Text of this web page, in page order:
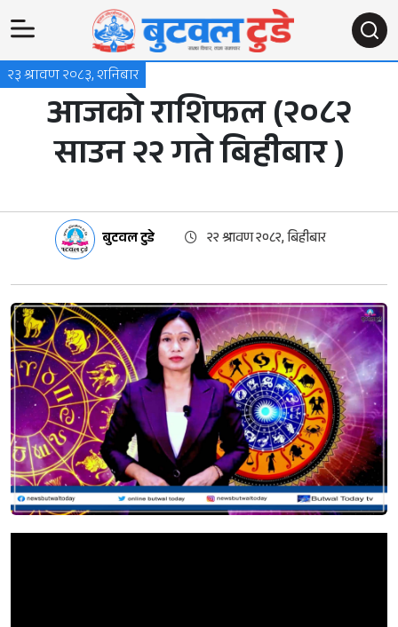
२३ श्रावण २०८३, शनिबार
आजको राशिफल (२०८२
साउन २२ गते बिहीबार )
बुटवल टुडे २२ श्रावण २०८२, बिहीबार